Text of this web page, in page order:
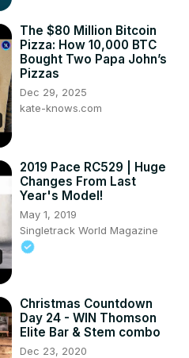
The $80 Million Bitcoin
Pizza: How 10,000 BTC
Bought Two Papa John’s
Pizzas
Dec 29, 2025
kate-knows.com
2019 Pace RC529 | Huge
Changes From Last
Year's Model!
May 1, 2019
Singletrack World Magazine
Christmas Countdown
Day 24 - WIN Thomson
Elite Bar & Stem combo
Dec 23, 2020